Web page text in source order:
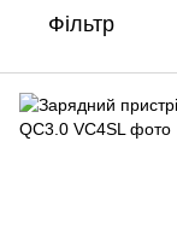
Фільтр